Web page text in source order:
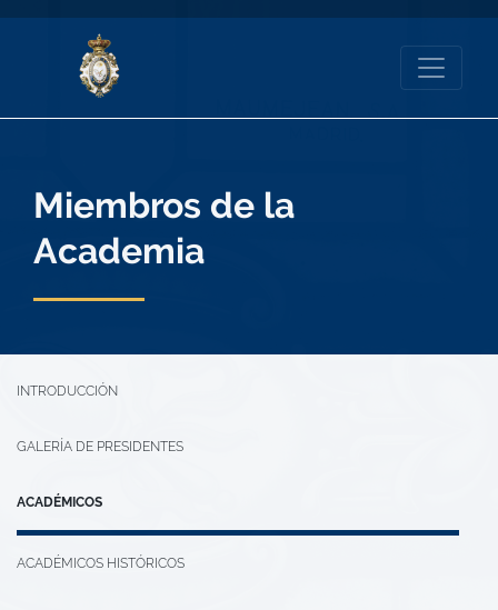
Miembros de la
Academia
INTRODUCCIÓN
GALERÍA DE PRESIDENTES
ACADÉMICOS
ACADÉMICOS HISTÓRICOS